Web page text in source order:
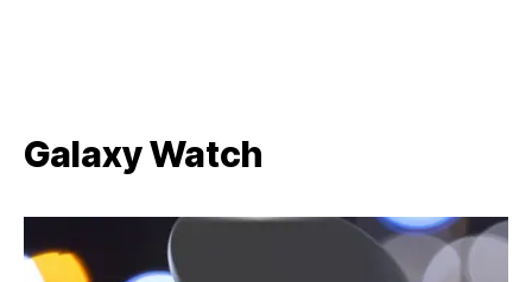
Galaxy Watch